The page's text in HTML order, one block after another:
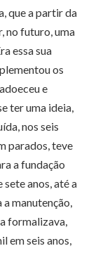
que a partir da
no futuro, uma
essa sua
os
e
ter uma ideia,
nos seis
parados, teve
a fundação
anos, até a
manutenção,
formalizava,
em seis anos,